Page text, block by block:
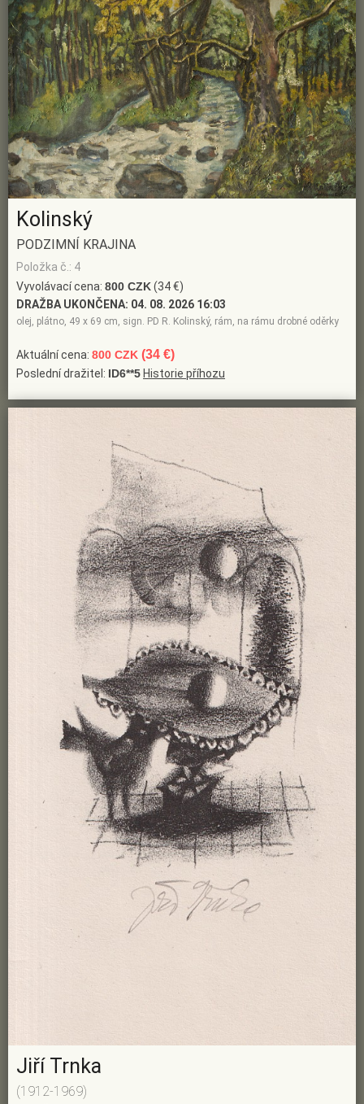
Kolinský
PODZIMNÍ KRAJINA
Položka č.: 4
Vyvolávací cena: 800 CZK(34 €)
DRAŽBA UKONČENA: 04. 08. 2026 16:03
olej, plátno, 49 x 69 cm, sign. PD R. Kolinský, rám, na rámu drobné oděrky
Aktuální cena: 800 CZK (34 €)
Poslední dražitel: ID6**5 Historie příhozu
Jiří Trnka
(1912-1969)